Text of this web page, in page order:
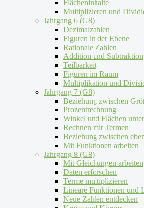
Flächeninhalte
Multiplizieren und
Jahrgang 6 (G8)
Dezimalzahlen
Figuren in der Ebene
Rationale Zahlen
Addition und Subtraktion
Teilbarkeit
Figuren im Raum
Multiplikation und
Jahrgang 7 (G8)
Beziehung zwischen
Prozentrechnung
Winkel und Flächen
Rechnen mit Termen
Beziehung zwischen
Mit Funktionen arbeiten
Jahrgang 8 (G8)
Mit Gleichungen arbeiten
Daten erforschen
Terme multiplizieren
Lineare Funktionen und
Neue Zahlen entdecken